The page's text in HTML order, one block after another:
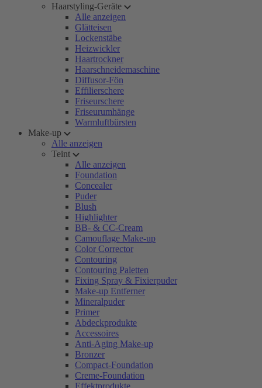
Haarstyling-Geräte
Alle anzeigen
Glätteisen
Lockenstäbe
Heizwickler
Haartrockner
Haarschneidemaschine
Diffusor-Fön
Effilierschere
Friseurschere
Friseurumhänge
Warmluftbürsten
Make-up
Alle anzeigen
Teint
Alle anzeigen
Foundation
Concealer
Puder
Blush
Highlighter
BB- & CC-Cream
Camouflage Make-up
Color Corrector
Contouring
Contouring Paletten
Fixing Spray & Fixierpuder
Make-up Entferner
Mineralpuder
Primer
Abdeckprodukte
Accessoires
Anti-Aging Make-up
Bronzer
Compact-Foundation
Creme-Foundation
Effektprodukte